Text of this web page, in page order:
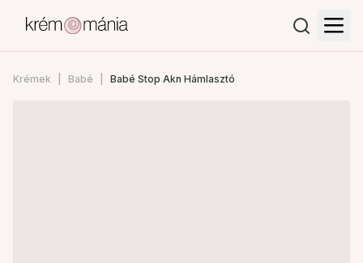
Krémek Babé Babé Stop Akn Hámlasztó